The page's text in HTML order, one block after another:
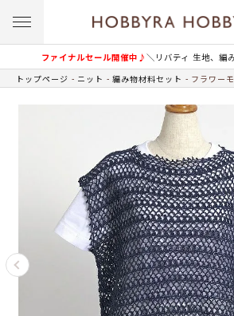
ファイナルセール開催中♪＼リバティ 生地、編
トップページ ニット 編み物材料セット フラワー